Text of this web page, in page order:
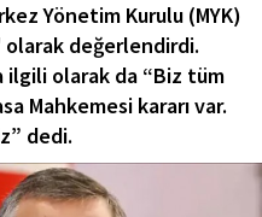
Yönetim Kurulu (MYK)
değerlendirdi.
ilgili olarak da “Biz tüm
Mahkemesi kararı var.
dedi.